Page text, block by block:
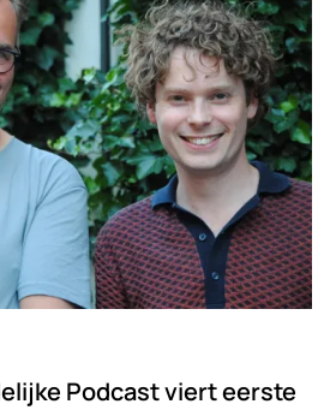
Podcast viert eerste